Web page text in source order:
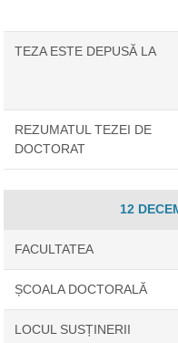
TEZA ESTE DEPUSĂ LA
REZUMATUL TEZEI DE
DOCTORAT
12
FACULTATEA
ȘCOALA DOCTORALĂ
LOCUL SUSȚINERII